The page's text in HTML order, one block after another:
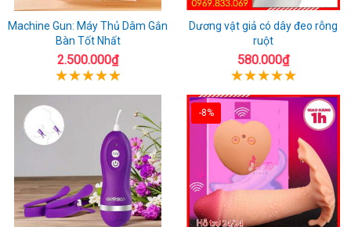
Machine Gun: Máy Thủ Dâm Gắn
Bàn Tốt Nhất
2.500.000₫
Dương vật giả có dây đeo rỗng
ruột
580.000₫
-8%